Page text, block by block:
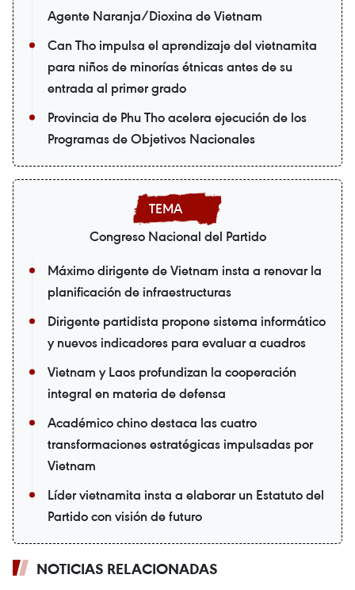
Agente Naranja/Dioxina de Vietnam
Can Tho impulsa el aprendizaje del vietnamita
para niños de minorías étnicas antes de su
entrada al primer grado
Provincia de Phu Tho acelera ejecución de los
Programas de Objetivos Nacionales
Congreso Nacional del Partido
Máximo dirigente de Vietnam insta a renovar la
planificación de infraestructuras
Dirigente partidista propone sistema informático
y nuevos indicadores para evaluar a cuadros
Vietnam y Laos profundizan la cooperación
integral en materia de defensa
Académico chino destaca las cuatro
transformaciones estratégicas impulsadas por
Vietnam
Líder vietnamita insta a elaborar un Estatuto del
Partido con visión de futuro
NOTICIAS RELACIONADAS